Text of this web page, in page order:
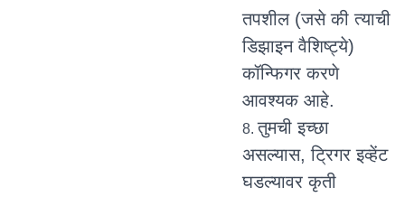
तपशील (जसे की त्याची
डिझाइन वैशिष्ट्ये)
कॉन्फिगर करणे
आवश्यक आहे.
तुमची इच्छा
असल्यास, ट्रिगर इव्हेंट
घडल्यावर कृती